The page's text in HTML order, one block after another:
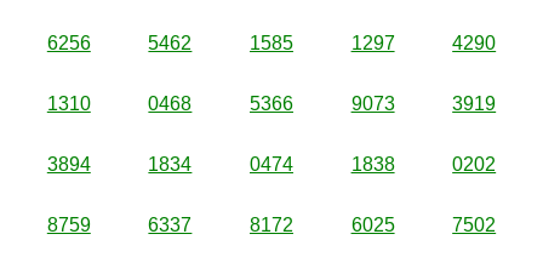
6256 5462 1585 1297 4290
1310 0468 5366 9073 3919
3894 1834 0474 1838 0202
8759 6337 8172 6025 7502